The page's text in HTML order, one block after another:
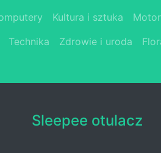
Kultura i sztuka
Technika Zdrowie i uroda
Sleepee otulacz